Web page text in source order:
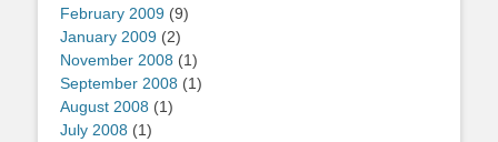
February 2009 (9)
January 2009 (2)
November 2008 (1)
September 2008 (1)
August 2008 (1)
July 2008 (1)